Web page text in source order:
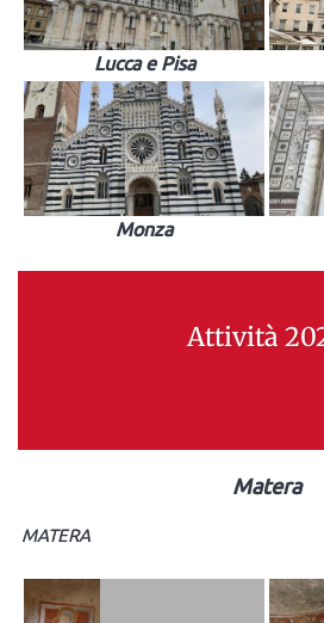
Lucca e Pisa
Monza
Attività
Matera
MATERA